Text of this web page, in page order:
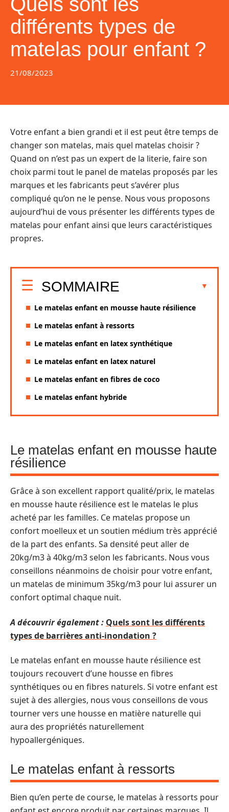
différents types de
matelas pour enfant ?
21/08/2023
Votre enfant a bien grandi et il est peut être temps de
changer son matelas, mais quel matelas choisir ?
Quand on n’est pas un expert de la literie, faire son
choix parmi tout le panel de matelas proposés par les
marques et les fabricants peut s’avérer plus
compliqué qu’on ne le pense. Nous vous proposons
aujourd’hui de vous présenter les différents types de
matelas pour enfant ainsi que leurs caractéristiques
propres.
SOMMAIRE
Le matelas enfant en mousse haute résilience
Le matelas enfant à ressorts
Le matelas enfant en latex synthétique
Le matelas enfant en latex naturel
Le matelas enfant en fibres de coco
Le matelas enfant hybride
Le matelas enfant en mousse haute
résilience
Grâce à son excellent rapport qualité/prix, le matelas
en mousse haute résilience est le matelas le plus
acheté par les familles. Ce matelas propose un
confort moelleux et un soutien médium très apprécié
de la part des enfants. Sa densité peut aller de
20kg/m3 à 40kg/m3 selon les fabricants. Nous vous
conseillons néanmoins de choisir pour votre enfant,
un matelas de minimum 35kg/m3 pour lui assurer un
confort optimal chaque nuit.
A découvrir également : Quels sont les différents
types de barrières anti-inondation ?
Le matelas enfant en mousse haute résilience est
toujours recouvert d’une housse en fibres
synthétiques ou en fibres naturels. Si votre enfant est
sujet à des allergies, nous vous conseillons de vous
tourner vers une housse en matière naturelle qui
aura des propriétés naturellement
hypoallergéniques.
Le matelas enfant à ressorts
Bien qu’en perte de course, le matelas à ressorts pour